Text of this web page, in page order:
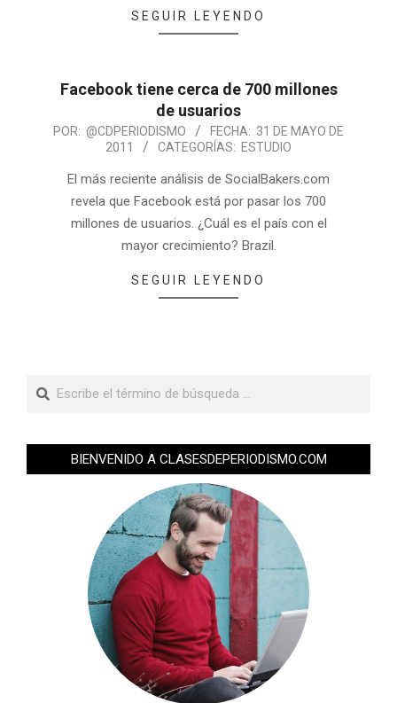
SEGUIR LEYENDO
Facebook tiene cerca de 700 millones
de usuarios
POR: @CDPERIODISMO FECHA: 31 DE MAYO DE
2011
CATEGORÍAS: ESTUDIO
El más reciente análisis de SocialBakers.com
revela que Facebook está por pasar los 700
millones de usuarios. ¿Cuál es el país con el
mayor crecimiento? Brazil.
SEGUIR LEYENDO
BIENVENIDO A CLASESDEPERIODISMO.COM